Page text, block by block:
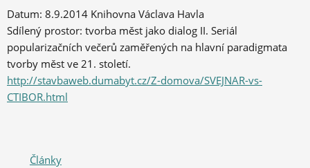
Datum: 8.9.2014 Knihovna Václava Havla
Sdílený prostor: tvorba měst jako dialog II. Seriál
popularizačních večerů zaměřených na hlavní paradigmata
tvorby měst ve 21. století.
http://stavbaweb.dumabyt.cz/Z-domova/SVEJNAR-vs-
CTIBOR.html
Články